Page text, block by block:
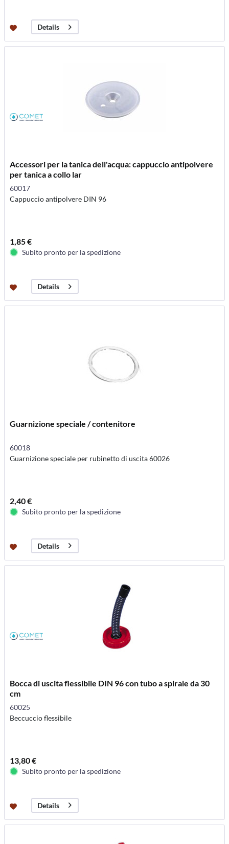
Details
Accessori per la tanica dell'acqua: cappuccio antipolvere
per tanica a collo lar
60017
Cappuccio antipolvere DIN 96
1,85 €
Subito pronto per la spedizione
Details
Guarnizione speciale / contenitore
60018
Guarnizione speciale per rubinetto di uscita 60026
2,40 €
Subito pronto per la spedizione
Details
Bocca di uscita flessibile DIN 96 con tubo a spirale da 30
cm
60025
Beccuccio flessibile
13,80 €
Subito pronto per la spedizione
Details